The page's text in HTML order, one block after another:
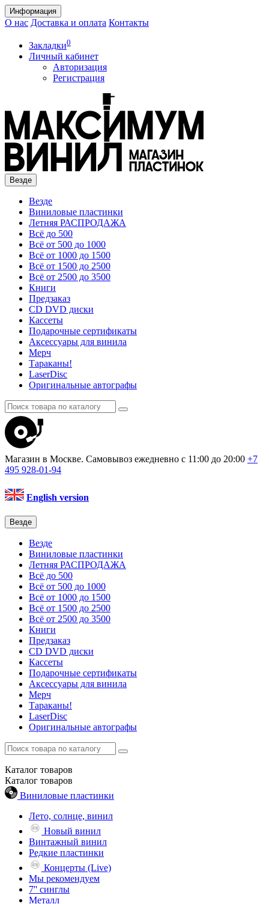
Информация
О нас Доставка и оплата Контакты
Закладки0
Личный кабинет
Авторизация
Регистрация
Везде
Везде
Виниловые пластинки
Летняя РАСПРОДАЖА
Всё до 500
Всё от 500 до 1000
Всё от 1000 до 1500
Всё от 1500 до 2500
Всё от 2500 до 3500
Книги
Предзаказ
CD DVD диски
Кассеты
Подарочные сертификаты
Аксессуары для винила
Мерч
Тараканы!
LaserDisc
Оригинальные автографы
Магазин в Москве. Самовывоз ежедневно с 11:00 до 20:00 +7
495 928-01-94
English version
Везде
Везде
Виниловые пластинки
Летняя РАСПРОДАЖА
Всё до 500
Всё от 500 до 1000
Всё от 1000 до 1500
Всё от 1500 до 2500
Всё от 2500 до 3500
Книги
Предзаказ
CD DVD диски
Кассеты
Подарочные сертификаты
Аксессуары для винила
Мерч
Тараканы!
LaserDisc
Оригинальные автографы
Каталог товаров
Каталог товаров
Виниловые пластинки
Лето, солнце, винил
Новый винил
Винтажный винил
Редкие пластинки
Концерты (Live)
Мы рекомендуем
7'' синглы
Металл